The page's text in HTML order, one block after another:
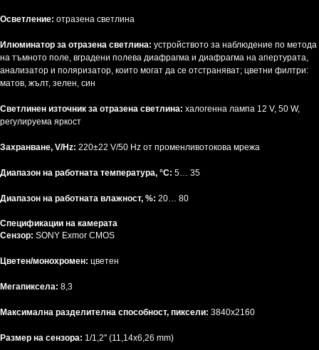
Осветление: отразена светлина
Илюминатор за отразена светлина: устройството за наблюдение по метода
на тъмното поле, вградени полева диафрагма и диафрагма на апертурата,
анализатор и поляризатор, които могат да се отстраняват; цветни филтри:
матов, жълт, зелен, син
Светлинен източник за отразена светлина: халогенна лампа 12 V, 50 W,
регулируема яркост
Захранване, V/Hz: 220±22 V/50 Hz от променливотокова мрежа
Диапазон на работната температура, °C: 5… 35
Диапазон на работната влажност, %: 20… 80
Спецификации на камерата
Сензор: SONY Exmor CMOS
Цветен/монохромен: цветен
Мегапиксела: 8,3
Максимална разделителна способност, пиксели: 3840x2160
Размер на сензора: 1/1,2'' (11,14x6,26 mm)